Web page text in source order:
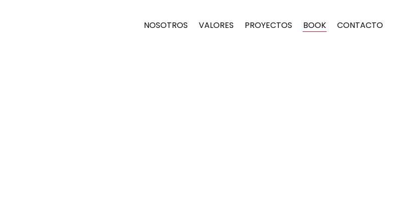
NOSOTROS VALORES PROYECTOS BOOK CONTACTO